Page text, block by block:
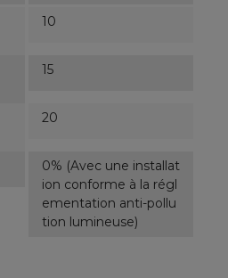
10
15
20
0% (Avec une installat
ion conforme à la régl
ementation anti-pollu
tion lumineuse)